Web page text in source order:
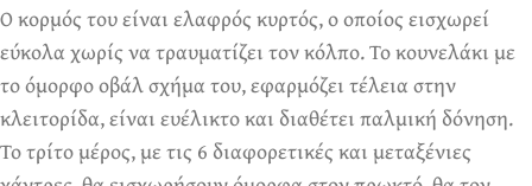
Πάντα! Black Friday!
Ο κορμός του είναι ελαφρός κυρτός, ο οποίος εισχωρεί
εύκολα χωρίς να τραυματίζει τον κόλπο. Το κουνελάκι με
το όμορφο οβάλ σχήμα του, εφαρμόζει τέλεια στην
κλειτορίδα, είναι ευέλικτο και διαθέτει παλμική δόνηση.
Το τρίτο μέρος, με τις 6 διαφορετικές και μεταξένιες